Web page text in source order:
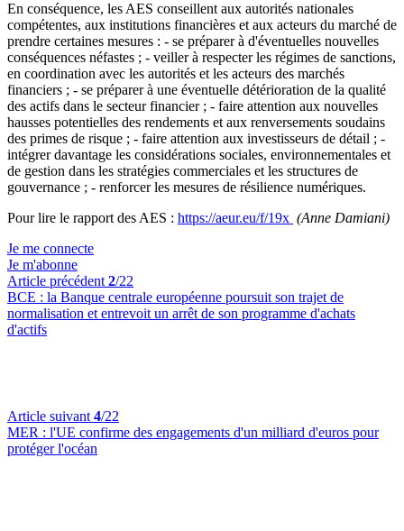
En conséquence, les AES conseillent aux autorités nationales
compétentes, aux institutions financières et aux acteurs du marché de
prendre certaines mesures : - se préparer à d'éventuelles nouvelles
conséquences néfastes ; - veiller à respecter les régimes de sanctions,
en coordination avec les autorités et les acteurs des marchés
financiers ; - se préparer à une éventuelle détérioration de la qualité
des actifs dans le secteur financier ; - faire attention aux nouvelles
hausses potentielles des rendements et aux renversements soudains
des primes de risque ; - faire attention aux investisseurs de détail ; -
intégrer davantage les considérations sociales, environnementales et
de gestion dans les stratégies commerciales et les structures de
gouvernance ; - renforcer les mesures de résilience numériques.
Pour lire le rapport des AES : https://aeur.eu/f/19x (Anne Damiani)
Je me connecte
Je m'abonne
Article précédent 2/22
BCE : la Banque centrale européenne poursuit son trajet de
normalisation et entrevoit un arrêt de son programme d'achats
d'actifs
Article suivant 4/22
MER : l'UE confirme des engagements d'un milliard d'euros pour
protéger l'océan